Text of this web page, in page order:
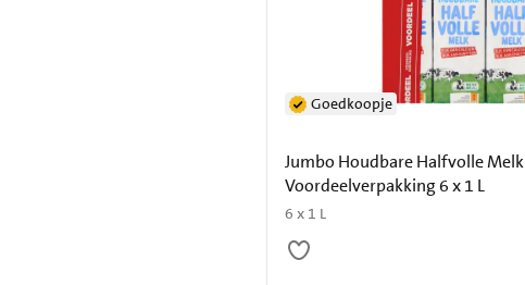
Jumbo Houdbare Halfvolle Melk
Voordeelverpakking 6 x 1 L
6 x 1 L
Goedkoopje